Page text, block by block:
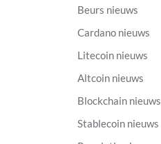
Beurs nieuws
Cardano nieuws
Litecoin nieuws
Altcoin nieuws
Blockchain nieuws
Stablecoin nieuws